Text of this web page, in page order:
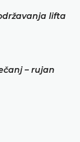
lifta
– rujan